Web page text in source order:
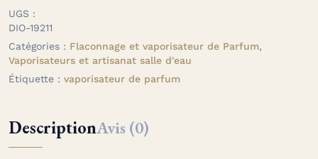
UGS :
DIO-19211
Catégories : Flaconnage et vaporisateur de Parfum,
Vaporisateurs et artisanat salle d'eau
Étiquette : vaporisateur de parfum
DescriptionAvis (0)